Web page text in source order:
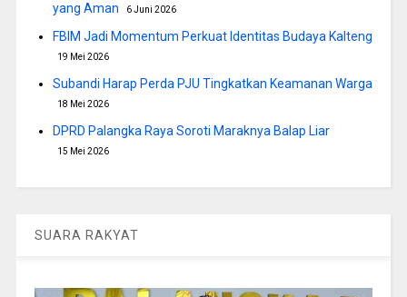
yang Aman 6 Juni 2026
FBIM Jadi Momentum Perkuat Identitas Budaya Kalteng
19 Mei 2026
Subandi Harap Perda PJU Tingkatkan Keamanan Warga
18 Mei 2026
DPRD Palangka Raya Soroti Maraknya Balap Liar
15 Mei 2026
SUARA RAKYAT